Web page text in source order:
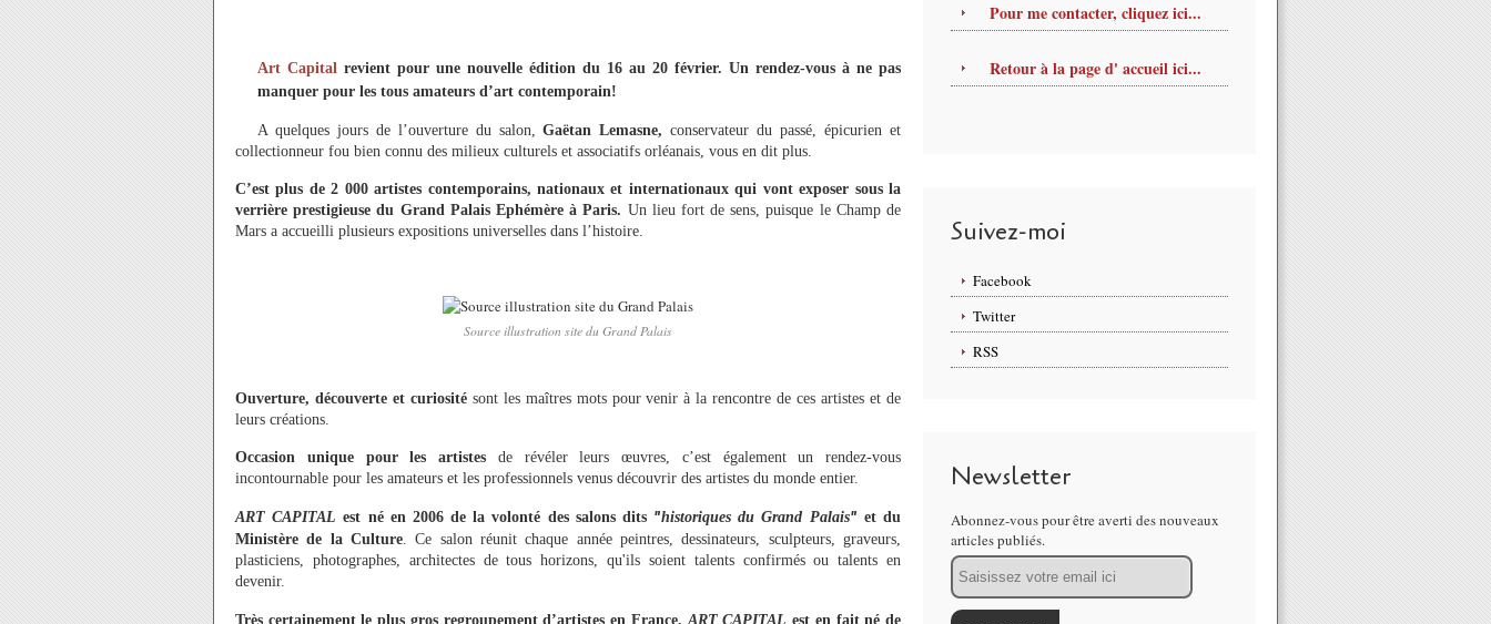
Art Capital revient pour une nouvelle édition du 16 au 20 février. Un rendez-vous à ne pas
manquer pour les tous amateurs d’art contemporain!
A quelques jours de l’ouverture du salon,Gaëtan Lemasne,conservateur du passé, épicurien et
collectionneur fou bien connu des milieux culturels et associatifs orléanais, vous en dit plus.
C’est plus de 2 000 artistes contemporains, nationaux et internationaux qui vont exposer sous la
verrière prestigieuse du Grand Palais Ephémère à Paris. Un lieu fort de sens, puisque le Champ de
Mars a accueilli plusieurs expositions universelles dans l’histoire.
Source illustration site du Grand Palais
Ouverture, découverte et curiositésont les maîtres mots pour venir à la rencontre de ces artistes et de
leurs créations.
Occasion unique pour les artistes de révéler leurs œuvres, c’est également un rendez-vous
incontournable pour les amateurs et les professionnels venus découvrir des artistes du monde entier.
ART CAPITAL est né en 2006 de la volonté des salons dits ʺhistoriques du Grand Palaisʺ et du
Ministère de la Culture. Ce salon réunit chaque année peintres, dessinateurs, sculpteurs, graveurs,
plasticiens, photographes, architectes de tous horizons, qu'ils soient talents confirmés ou talents en
devenir.
Très certainement le plus gros regroupement d’artistes en France,ART CAPITAL est en fait né de
Pour me contacter, cliquez ici...
Retour à la page d' accueil ici...
Suivez-moi
Facebook
Twitter
RSS
Newsletter
Abonnez-vous pour être averti des nouveaux
articles publiés.
Email